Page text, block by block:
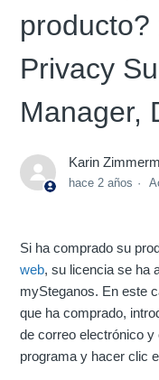
Privacy
Manager,
Karin
hace 2 años
Si ha comprado su
web, su licencia se ha
mySteganos. En este
que ha comprado,
de correo electrónico
programa y hacer clic